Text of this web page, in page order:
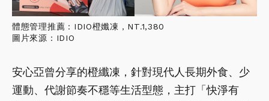
體態管理推薦：IDIO橙孅凍，NT.1,380
圖片來源：IDIO
安心亞曾分享的橙纖凍，針對現代人長期外食、少
運動、代謝節奏不穩等生活型態，主打「快淨有